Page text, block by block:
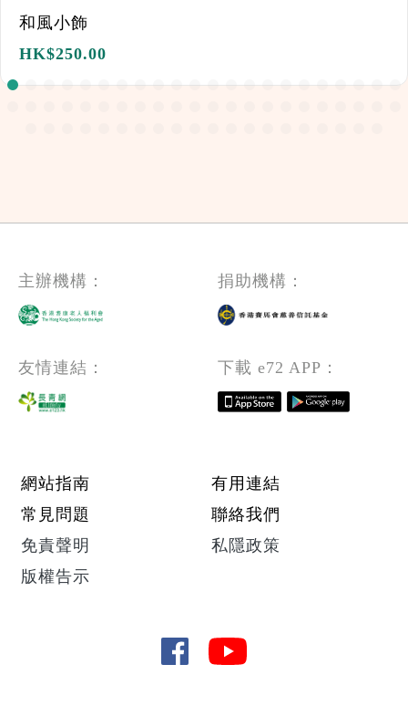
和風小飾
HK$250.00
主辦機構： 捐助機構：
友情連結： 下載 e72 APP：
Footer menu
網站指南
有用連結
常見問題
聯絡我們
免責聲明
私隱政策
版權告示